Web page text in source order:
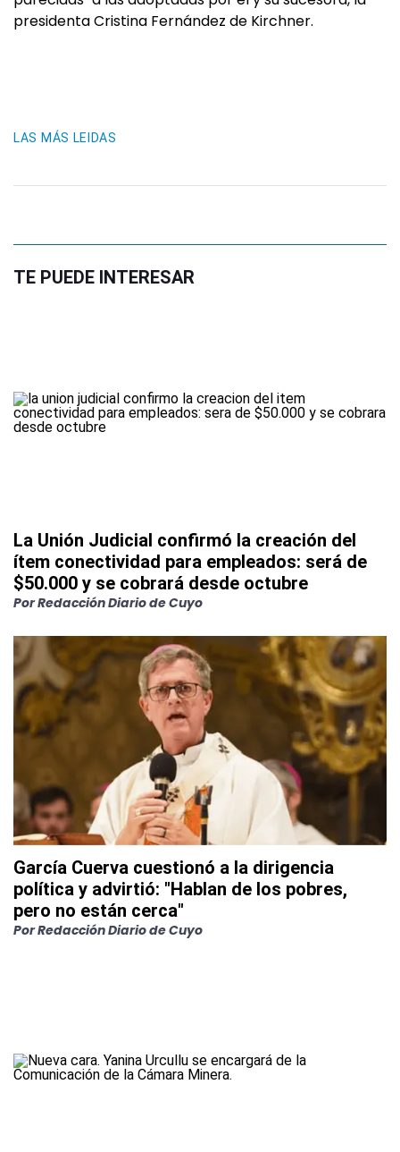
presidenta Cristina Fernández de Kirchner.
LAS MÁS LEIDAS
TE PUEDE INTERESAR
La Unión Judicial confirmó la creación del
ítem conectividad para empleados: será de
$50.000 y se cobrará desde octubre
PorRedacción Diario de Cuyo
García Cuerva cuestionó a la dirigencia
política y advirtió: "Hablan de los pobres,
pero no están cerca"
PorRedacción Diario de Cuyo